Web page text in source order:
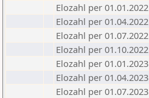
Elozahl per 01.01.2022
Elozahl per 01.04.2022
Elozahl per 01.07.2022
Elozahl per 01.10.2022
Elozahl per 01.01.2023
Elozahl per 01.04.2023
Elozahl per 01.07.2023